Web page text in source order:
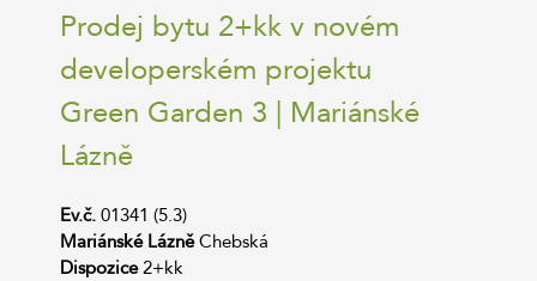
Prodej bytu 2+kk v novém
developerském projektu
Green Garden 3 | Mariánské
Lázně
Ev.č. 01341 (5.3)
Mariánské LázněChebská
Dispozice2+kk